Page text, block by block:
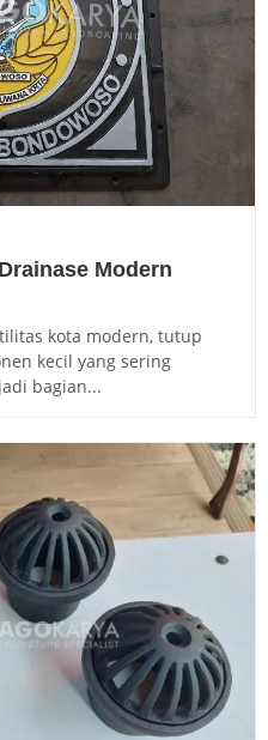
Modern
kota modern, tutup
kecil yang sering
bagian...